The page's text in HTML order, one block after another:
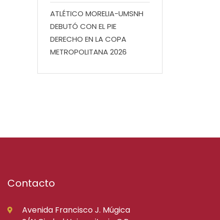
ATLÉTICO MORELIA-UMSNH
DEBUTÓ CON EL PIE
DERECHO EN LA COPA
METROPOLITANA 2026
Contacto
Avenida Francisco J. Múgica